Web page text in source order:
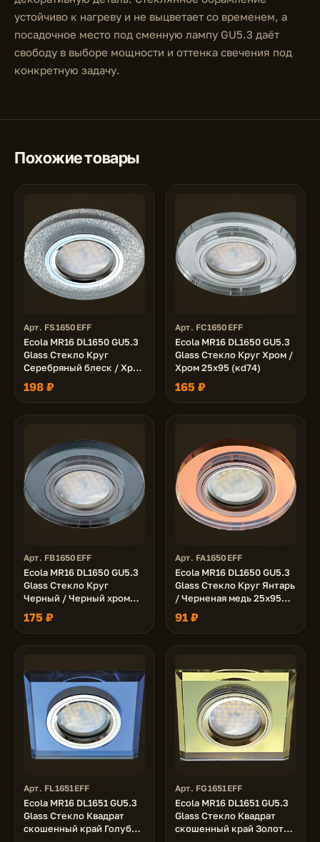
устойчиво к нагреву и не выцветает со временем, а
посадочное место под сменную лампу GU5.3 даёт
свободу в выборе мощности и оттенка свечения под
конкретную задачу.
Похожие товары
Арт. FS1650EFF
Ecola MR16 DL1650 GU5.3
Glass Стекло Круг
Серебряный блеск / Хром
25x95 (кd74)
198 ₽
Арт. FC1650EFF
Ecola MR16 DL1650 GU5.3
Glass Стекло Круг Хром /
Хром 25x95 (кd74)
165 ₽
Арт. FB1650EFF
Ecola MR16 DL1650 GU5.3
Glass Стекло Круг
Черный / Черный хром
25x95 (кd74)
175 ₽
Арт. FA1650EFF
Ecola MR16 DL1650 GU5.3
Glass Стекло Круг Янтарь
/ Черненая медь 25x95
(кd74)
91 ₽
Арт. FL1651EFF
Ecola MR16 DL1651 GU5.3
Glass Стекло Квадрат
скошенный край Голубой
Арт. FG1651EFF
Ecola MR16 DL1651 GU5.3
Glass Стекло Квадрат
скошенный край Золото /